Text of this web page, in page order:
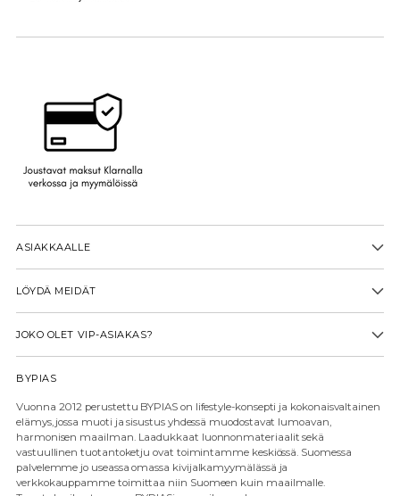
ASIAKKAALLE
LÖYDÄ MEIDÄT
JOKO OLET VIP-ASIAKAS?
BYPIAS
Vuonna 2012 perustettu BYPIAS on lifestyle-konsepti ja kokonaisvaltainen
elämys, jossa muoti ja sisustus yhdessä muodostavat lumoavan,
harmonisen maailman. Laadukkaat luonnonmateriaalit sekä
vastuullinen tuotantoketju ovat toimintamme keskiössä. Suomessa
palvelemme jo useassa omassa kivijalkamyymälässä ja
verkkokauppamme toimittaa niin Suomeen kuin maailmalle.